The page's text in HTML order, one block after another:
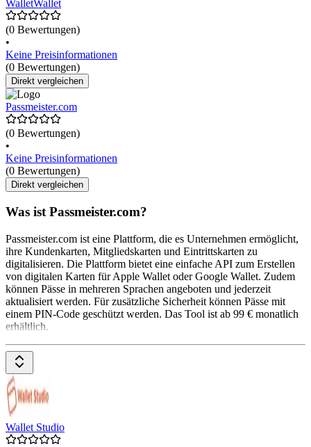
WalletWallet
(0 Bewertungen)
•
Keine Preisinformationen
(0 Bewertungen)
Direkt vergleichen
Passmeister.com
(0 Bewertungen)
•
Keine Preisinformationen
(0 Bewertungen)
Direkt vergleichen
Was ist Passmeister.com?
Passmeister.com ist eine Plattform, die es Unternehmen ermöglicht,
ihre Kundenkarten, Mitgliedskarten und Eintrittskarten zu
digitalisieren. Die Plattform bietet eine einfache API zum Erstellen
von digitalen Karten für Apple Wallet oder Google Wallet. Zudem
können Pässe in mehreren Sprachen angeboten und jederzeit
aktualisiert werden. Für zusätzliche Sicherheit können Pässe mit
einem PIN-Code geschützt werden. Das Tool ist ab 99 € monatlich
erhältlich.
Wallet Studio